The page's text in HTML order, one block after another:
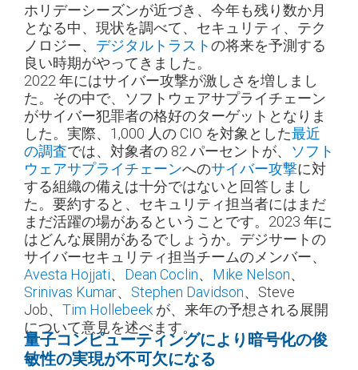
ホリデーシーズンが近づき、今年も残り数か月
となる中、現状を調べて、セキュリティ、テク
ノロジー、 デジタルトラストの将来を予測する
良い時期がやってきました。
2022 年にはサイバー攻撃が激しさを増しまし
た。その中で、ソフトウェアサプライチェーン
がサイバー犯罪者の格好のターゲットとなりま
した。実際、1,000 人の CIO を対象とした最近
の調査では、対象者の 82 パーセントが、 ソフト
ウェアサプライチェーンへのサイバー攻撃に対
する組織の備えは十分ではないと回答しまし
た。要約すると、セキュリティ担当者にはまだ
まだ活躍の場があるということです。2023 年に
はどんな展開があるでしょうか。デジサートの
サイバーセキュリティ担当チームのメンバー、
Avesta Hojjati、 Dean Coclin、 Mike Nelson、
Srinivas Kumar、 Stephen Davidson、Steve
Job、 Tim Hollebeek が、来年の予想される展開
について意見を述べます。
量子コンピューティングにより暗号化の俊
敏性の実現が不可欠になる